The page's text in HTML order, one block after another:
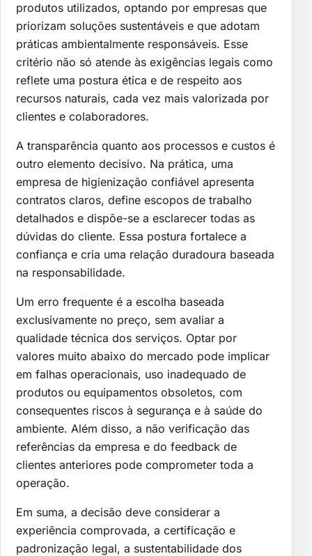
produtos utilizados, optando por empresas que
priorizam soluções sustentáveis e que adotam
práticas ambientalmente responsáveis. Esse
critério não só atende às exigências legais como
reflete uma postura ética e de respeito aos
recursos naturais, cada vez mais valorizada por
clientes e colaboradores.
A transparência quanto aos processos e custos é
outro elemento decisivo. Na prática, uma
empresa de higienização confiável apresenta
contratos claros, define escopos de trabalho
detalhados e dispõe-se a esclarecer todas as
dúvidas do cliente. Essa postura fortalece a
confiança e cria uma relação duradoura baseada
na responsabilidade.
Um erro frequente é a escolha baseada
exclusivamente no preço, sem avaliar a
qualidade técnica dos serviços. Optar por
valores muito abaixo do mercado pode implicar
em falhas operacionais, uso inadequado de
produtos ou equipamentos obsoletos, com
consequentes riscos à segurança e à saúde do
ambiente. Além disso, a não verificação das
referências da empresa e do feedback de
clientes anteriores pode comprometer toda a
operação.
Em suma, a decisão deve considerar a
experiência comprovada, a certificação e
padronização legal, a sustentabilidade dos